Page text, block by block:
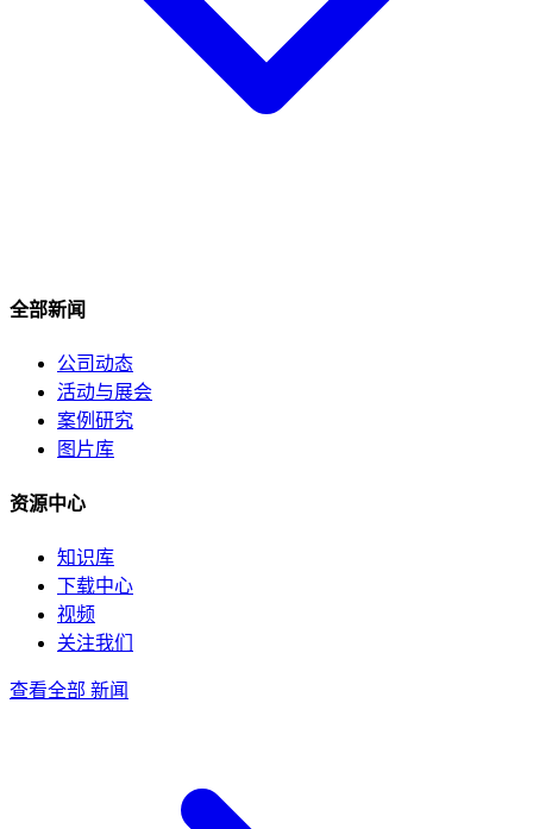
全部新闻
公司动态
活动与展会
案例研究
图片库
资源中心
知识库
下载中心
视频
关注我们
查看全部 新闻